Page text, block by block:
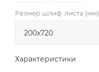
Размер шлиф. листа (мм)
Характеристики